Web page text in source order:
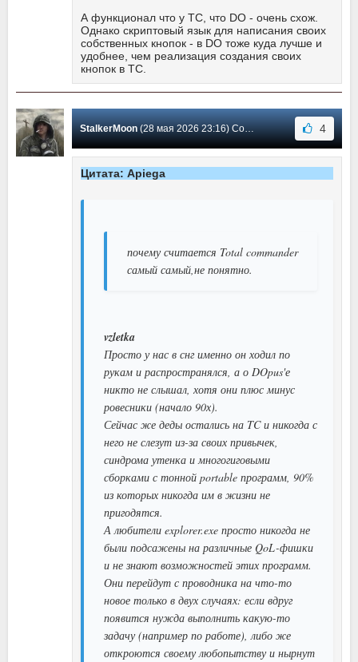
А функционал что у TC, что DO - очень схож.
Однако скриптовый язык для написания своих
собственных кнопок - в DO тоже куда лучше и
удобнее, чем реализация создания своих
кнопок в TC.
StalkerMoon(28 мая 2026 23:16) Сообщение #601 4
Цитата: Apiega
почему считается Total commander
самый самый,не понятно.
vzletka
Просто у нас в снг именно он ходил по
рукам и распространялся, а о DOpus'е
никто не слышал, хотя они плюс минус
ровесники (начало 90х).
Сейчас же деды остались на TC и никогда с
него не слезут из-за своих привычек,
синдрома утенка и многогиговыми
сборками с тонной portable программ, 90%
из которых никогда им в жизни не
пригодятся.
А любители explorer.exe просто никогда не
были подсажены на различные QoL-фишки
и не знают возможностей этих программ.
Они перейдут с проводника на что-то
новое только в двух случаях: если вдруг
появится нужда выполнить какую-то
задачу (например по работе), либо же
откроются своему любопытству и нырнут